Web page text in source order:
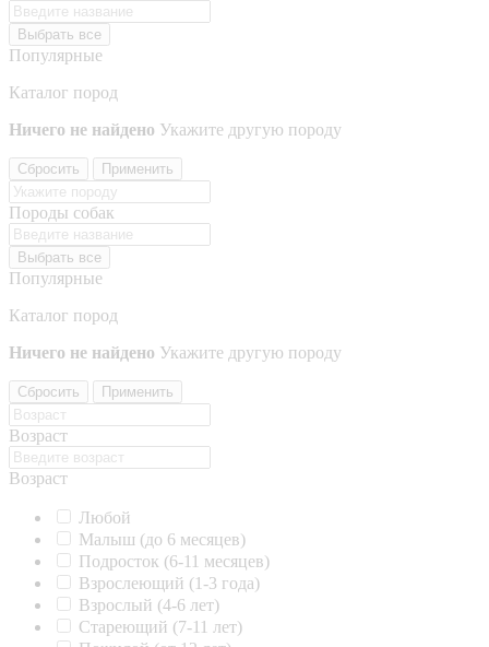
Выбрать все
Популярные
Каталог пород
Ничего не найдено Укажите другую породу
Сбросить Применить
Породы собак
Выбрать все
Популярные
Каталог пород
Ничего не найдено Укажите другую породу
Сбросить Применить
Возраст
Возраст
Любой
Малыш (до 6 месяцев)
Подросток (6-11 месяцев)
Взрослеющий (1-3 года)
Взрослый (4-6 лет)
Стареющий (7-11 лет)